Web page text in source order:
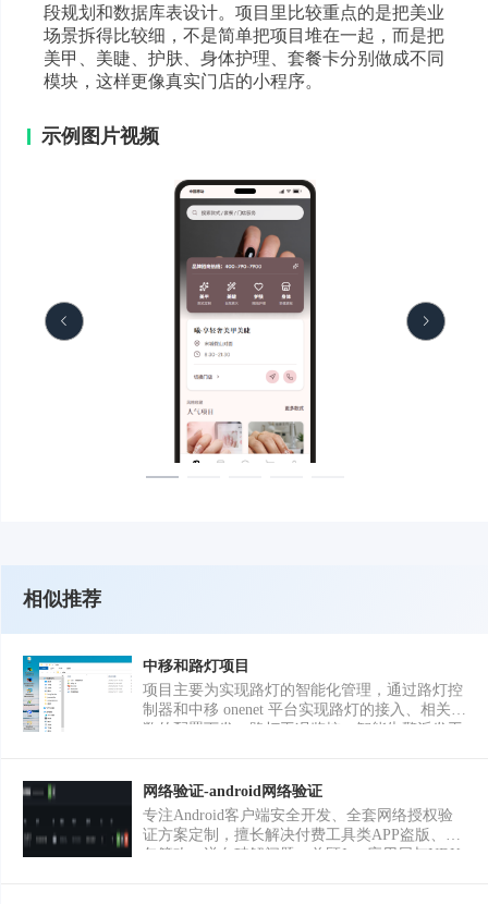
段规划和数据库表设计。项目里比较重点的是把美业
场景拆得比较细，不是简单把项目堆在一起，而是把
美甲、美睫、护肤、身体护理、套餐卡分别做成不同
模块，这样更像真实门店的小程序。
示例图片视频
相似推荐
中移和路灯项目
项目主要为实现路灯的智能化管理，通过路灯控
制器和中移 onenet 平台实现路灯的接入、相关参
数的配置下发、路灯工况监控、智能告警派发工
到相关资料且内部项目无截图。
网络验证-android网络验证
专注Android客户端安全开发、全套网络授权验
证方案定制，擅长解决付费工具类APP盗版、抓
包篡改、逆向破解问题。兼顾Java应用层与NDK